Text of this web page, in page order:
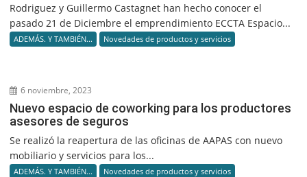
Rodriguez y Guillermo Castagnet han hecho conocer el
pasado 21 de Diciembre el emprendimiento ECCTA Espacio...
ADEMÁS. Y TAMBIÉN... Novedades de productos y servicios
6 noviembre, 2023
Nuevo espacio de coworking para los productores
asesores de seguros
Se realizó la reapertura de las oficinas de AAPAS con nuevo
mobiliario y servicios para los...
ADEMÁS. Y TAMBIÉN... Novedades de productos y servicios